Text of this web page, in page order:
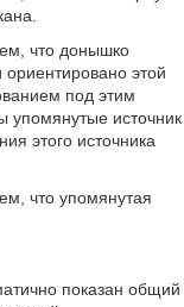
что донышко
этой
под этим
упомянутые источник
этого источника
что упомянутая
показан общий